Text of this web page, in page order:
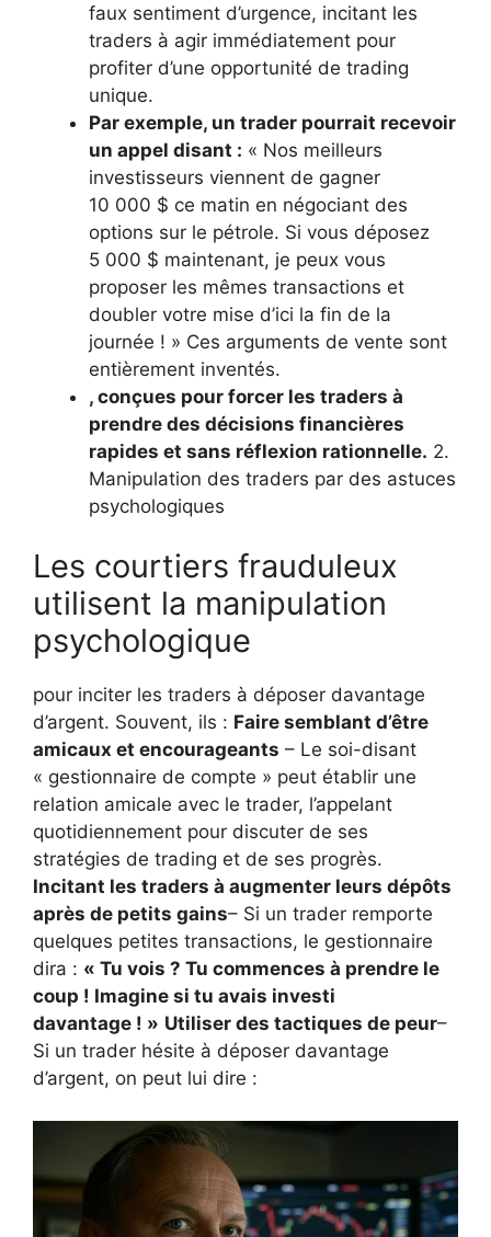
faux sentiment d’urgence, incitant les
traders à agir immédiatement pour
profiter d’une opportunité de trading
unique.
Par exemple, un trader pourrait recevoir
un appel disant : « Nos meilleurs
investisseurs viennent de gagner
10 000 $ ce matin en négociant des
options sur le pétrole. Si vous déposez
5 000 $ maintenant, je peux vous
proposer les mêmes transactions et
doubler votre mise d’ici la fin de la
journée ! » Ces arguments de vente sont
entièrement inventés.
, conçues pour forcer les traders à
prendre des décisions financières
rapides et sans réflexion rationnelle. 2.
Manipulation des traders par des astuces
psychologiques
Les courtiers frauduleux
utilisent la manipulation
psychologique
pour inciter les traders à déposer davantage
d’argent. Souvent, ils : Faire semblant d’être
amicaux et encourageants – Le soi-disant
« gestionnaire de compte » peut établir une
relation amicale avec le trader, l’appelant
quotidiennement pour discuter de ses
stratégies de trading et de ses progrès.
Incitant les traders à augmenter leurs dépôts
après de petits gains– Si un trader remporte
quelques petites transactions, le gestionnaire
dira : « Tu vois ? Tu commences à prendre le
coup ! Imagine si tu avais investi
davantage ! » Utiliser des tactiques de peur–
Si un trader hésite à déposer davantage
d’argent, on peut lui dire :